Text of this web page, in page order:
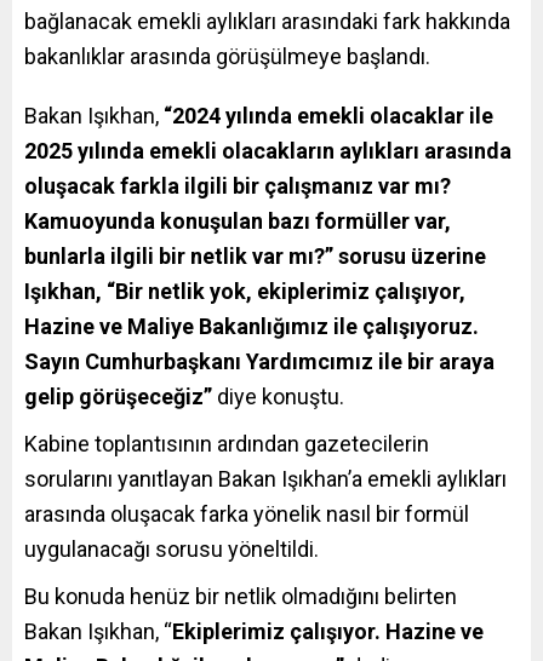
bağlanacak emekli aylıkları arasındaki fark hakkında
bakanlıklar arasında görüşülmeye başlandı.
Bakan Işıkhan, “2024 yılında emekli olacaklar ile
2025 yılında emekli olacakların aylıkları arasında
oluşacak farkla ilgili bir çalışmanız var mı?
Kamuoyunda konuşulan bazı formüller var,
bunlarla ilgili bir netlik var mı?” sorusu üzerine
Işıkhan, “Bir netlik yok, ekiplerimiz çalışıyor,
Hazine ve Maliye Bakanlığımız ile çalışıyoruz.
Sayın Cumhurbaşkanı Yardımcımız ile bir araya
gelip görüşeceğiz” diye konuştu.
Kabine toplantısının ardından gazetecilerin
sorularını yanıtlayan Bakan Işıkhan’a emekli aylıkları
arasında oluşacak farka yönelik nasıl bir formül
uygulanacağı sorusu yöneltildi.
Bu konuda henüz bir netlik olmadığını belirten
Bakan Işıkhan, “Ekiplerimiz çalışıyor. Hazine ve